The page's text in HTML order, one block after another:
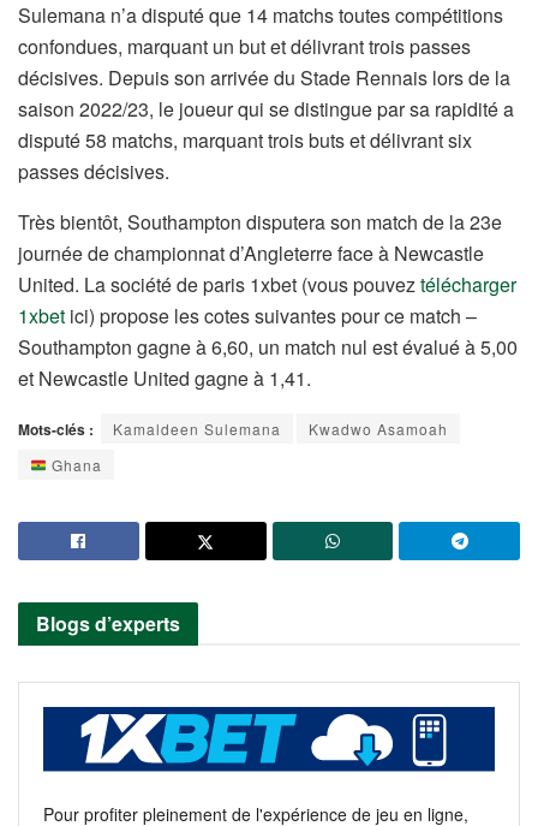
Sulemana n’a disputé que 14 matchs toutes compétitions
confondues, marquant un but et délivrant trois passes
décisives. Depuis son arrivée du Stade Rennais lors de la
saison 2022/23, le joueur qui se distingue par sa rapidité a
disputé 58 matchs, marquant trois buts et délivrant six
passes décisives.
Très bientôt, Southampton disputera son match de la 23e
journée de championnat d’Angleterre face à Newcastle
United. La société de paris 1xbet (vous pouveztélécharger
1xbet ici) propose les cotes suivantes pour ce match –
Southampton gagne à 6,60, un match nul est évalué à 5,00
et Newcastle United gagne à 1,41.
Mots-clés : Kamaldeen Sulemana
Kwadwo Asamoah
Ghana
Blogs d’experts
Pour profiter pleinement de l'expérience de jeu en ligne,